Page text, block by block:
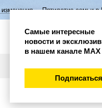
Пятилетие семьи в
Самые интересные
новости и
в нашем канале МАХ
Подписаться